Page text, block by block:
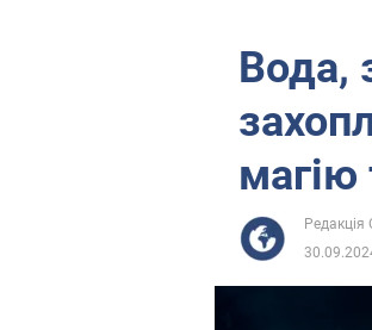
Вода,
магію
Редакція